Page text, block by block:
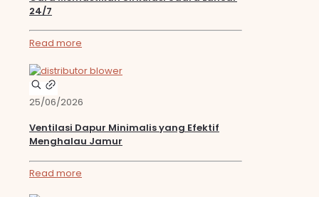
24/7
Read more
25/06/2026
Ventilasi Dapur Minimalis yang Efektif
Menghalau Jamur
Read more